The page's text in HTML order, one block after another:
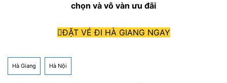
chọn và vô vàn ưu đãi
ĐẶT VÉ ĐI HÀ GIANG NGAY
Hà Giang Hà Nội